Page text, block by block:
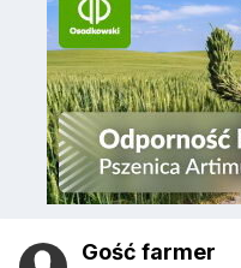
Gość farmer